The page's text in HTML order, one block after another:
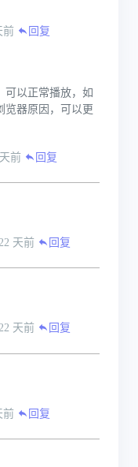
前 回复
可以正常播放，如
览器原因，可以更
前 回复
天前 回复
天前 回复
前 回复